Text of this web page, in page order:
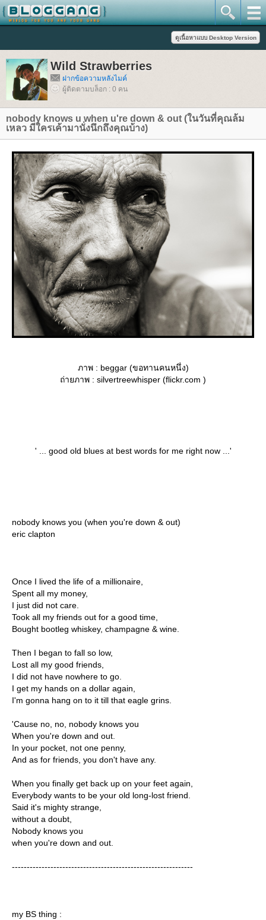
Wild Strawberries
ฝากข้อความหลังไมค์
ผู้ติดตามบล็อก : 0 คน
nobody knows u when u're down & out (ในวันที่คุณล้ม
เหลว มีใครเค้ามานั่งนึกถึงคุณบ้าง)
ภาพ : beggar (ขอทานคนหนึ่ง)
ถ่ายภาพ : silvertreewhisper (flickr.com )
' ... good old blues at best words for me right now ...'
nobody knows you (when you're down & out)
eric clapton
Once I lived the life of a millionaire,
Spent all my money,
I just did not care.
Took all my friends out for a good time,
Bought bootleg whiskey, champagne & wine.
Then I began to fall so low,
Lost all my good friends,
I did not have nowhere to go.
I get my hands on a dollar again,
I'm gonna hang on to it till that eagle grins.
'Cause no, no, nobody knows you
When you're down and out.
In your pocket, not one penny,
And as for friends, you don't have any.
When you finally get back up on your feet again,
Everybody wants to be your old long-lost friend.
Said it's mighty strange,
without a doubt,
Nobody knows you
when you're down and out.
-------------------------------------------------------------
my BS thing :